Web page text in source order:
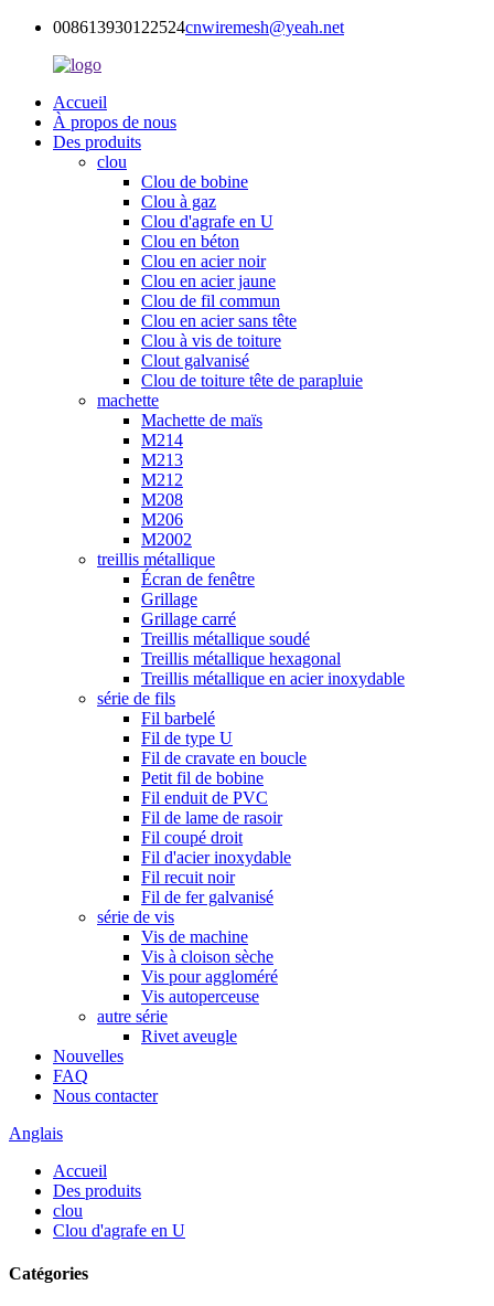
008613930122524cnwiremesh@yeah.net
Accueil
À propos de nous
Des produits
clou
Clou de bobine
Clou à gaz
Clou d'agrafe en U
Clou en béton
Clou en acier noir
Clou en acier jaune
Clou de fil commun
Clou en acier sans tête
Clou à vis de toiture
Clout galvanisé
Clou de toiture tête de parapluie
machette
Machette de maïs
M214
M213
M212
M208
M206
M2002
treillis métallique
Écran de fenêtre
Grillage
Grillage carré
Treillis métallique soudé
Treillis métallique hexagonal
Treillis métallique en acier inoxydable
série de fils
Fil barbelé
Fil de type U
Fil de cravate en boucle
Petit fil de bobine
Fil enduit de PVC
Fil de lame de rasoir
Fil coupé droit
Fil d'acier inoxydable
Fil recuit noir
Fil de fer galvanisé
série de vis
Vis de machine
Vis à cloison sèche
Vis pour aggloméré
Vis autoperceuse
autre série
Rivet aveugle
Nouvelles
FAQ
Nous contacter
Anglais
Accueil
Des produits
clou
Clou d'agrafe en U
Catégories